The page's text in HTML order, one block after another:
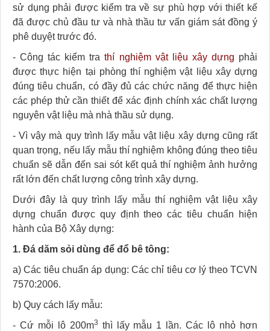
sử dụng phải được kiểm tra về sự phù hợp với thiết kế
đã được chủ đầu tư và nhà thầu tư vấn giám sát đồng ý
phê duyệt trước đó.
- Công tác kiểm trathí nghiệm vật liệu xây dựng phải
được thực hiện tại phòng thí nghiệm vật liệu xây dựng
đúng tiêu chuẩn, có đầy đủ các chức năng để thực hiện
các phép thử cần thiết để xác định chính xác chất lượng
nguyên vật liệu mà nhà thầu sử dụng.
- Vì vậy mà quy trình lấy mẫu vật liệu xây dựng cũng rất
quan trọng, nếu lấy mẫu thí nghiệm không đúng theo tiêu
chuẩn sẽ dẫn đến sai sót kết quả thí nghiệm ảnh hưởng
rất lớn đến chất lượng công trình xây dựng.
Dưới đây là quy trình lấy mẫu thí nghiệm vật liệu xây
dựng chuẩn được quy định theo các tiêu chuẩn hiện
hành của Bộ Xây dựng:
1. Đá dăm sỏi dùng để đổ bê tông:
a) Các tiêu chuẩn áp dụng: Các chỉ tiêu cơ lý theo TCVN
7570:2006.
b) Quy cách lấy mẫu:
- Cứ mỗi lô 200m3 thì lấy mẫu 1 lần. Các lô nhỏ hơn